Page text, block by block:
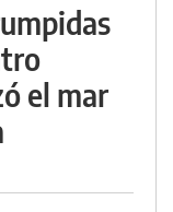
el mar